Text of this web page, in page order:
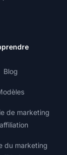
Blog
de marketing
du marketing